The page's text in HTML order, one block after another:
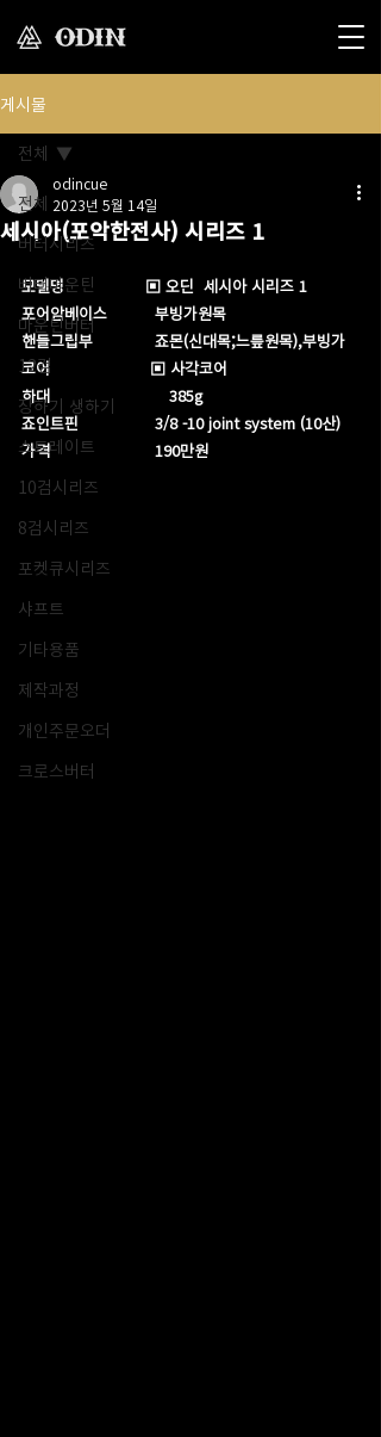
게시물
전체
버터시리즈
버터마운틴
마운틴버터
12검
장하기 생하기
스트레이트
10검시리즈
8검시리즈
포켓큐시리즈
샤프트
기타용품
제작과정
개인주문오더
크로스버터
전체
세시아(포악한전사) 시리즈 1
odincue
2023년 5월 14일
모델명                 ▣ 오딘  세시아 시리즈 1
포어암베이스          부빙가원목
핸들그립부             죠몬(신대목;느릎원목),부빙가
코어                     ▣ 사각코어
하대                         385g​
죠인트핀                3/8 -10 joint system (10산)
가격                      190만원